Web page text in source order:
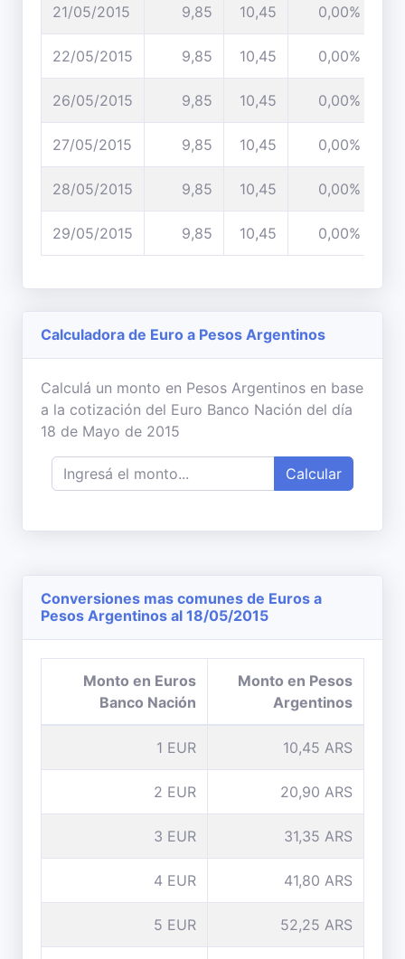
21/05/2015 9,85 10,45 0,00%
22/05/2015 9,85 10,45 0,00%
26/05/2015 9,85 10,45 0,00%
27/05/2015 9,85 10,45 0,00%
28/05/2015 9,85 10,45 0,00%
29/05/2015 9,85 10,45 0,00%
Calculadora de Euro a Pesos Argentinos
Calculá un monto en Pesos Argentinos en base
a la cotización del Euro Banco Nación del día
18 de Mayo de 2015
Calcular
Conversiones mas comunes de Euros a
Pesos Argentinos al 18/05/2015
Monto en Euros
Banco Nación
Monto en Pesos
Argentinos
1 EUR 10,45 ARS
2 EUR 20,90 ARS
3 EUR 31,35 ARS
4 EUR 41,80 ARS
5 EUR 52,25 ARS